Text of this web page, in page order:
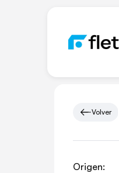
Volver
Origen: